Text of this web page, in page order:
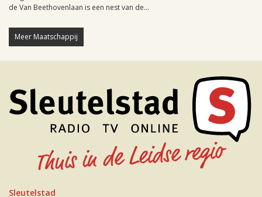
de Van Beethovenlaan is een nest van de...
Meer Maatschappij
Sleutelstad